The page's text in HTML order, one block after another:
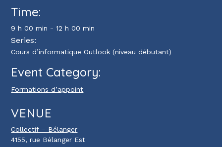
Time:
9 h 00 min - 12 h 00 min
Series:
Cours d’informatique Outlook (niveau débutant)
Event Category:
Formations d’appoint
VENUE
Collectif – Bélanger
4155, rue Bélanger Est